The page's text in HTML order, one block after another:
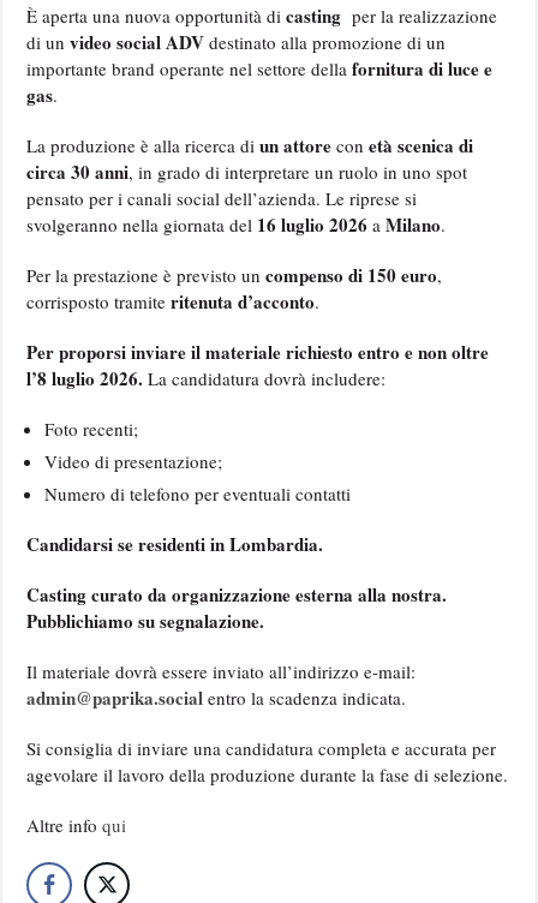
È aperta una nuova opportunità dicasting per la realizzazione
di unvideo social ADV destinato alla promozione di un
importante brand operante nel settore dellafornitura di luce e
gas.
La produzione è alla ricerca diun attore conetà scenica di
circa 30 anni, in grado di interpretare un ruolo in uno spot
pensato per i canali social dell’azienda. Le riprese si
svolgeranno nella giornata del 16 luglio 2026 aMilano.
Per la prestazione è previsto uncompenso di 150 euro,
corrisposto tramiteritenuta d’acconto.
Per proporsi inviare il materiale richiesto entro e non oltre
l’8 luglio 2026. La candidatura dovrà includere:
Foto recenti;
Video di presentazione;
Numero di telefono per eventuali contatti
Candidarsi se residenti in Lombardia.
Casting curato da organizzazione esterna alla nostra.
Pubblichiamo su segnalazione.
Il materiale dovrà essere inviato all’indirizzo e-mail:
admin@paprika.social entro la scadenza indicata.
Si consiglia di inviare una candidatura completa e accurata per
agevolare il lavoro della produzione durante la fase di selezione.
Altre infoqui